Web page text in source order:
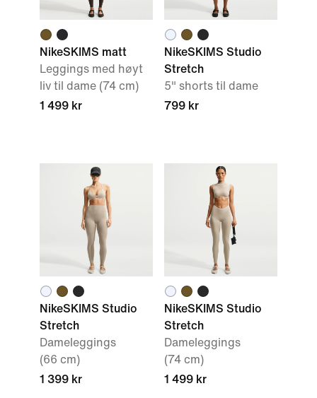
NikeSKIMS matt
Leggings med høyt
liv til dame (74 cm)
1 499 kr
NikeSKIMS Studio
Stretch
5" shorts til dame
799 kr
NikeSKIMS Studio
Stretch
Dameleggings
(66 cm)
1 399 kr
NikeSKIMS Studio
Stretch
Dameleggings
(74 cm)
1 499 kr